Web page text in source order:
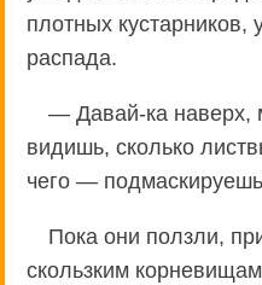
плотных кустарников,
распада.
— Давай-ка наверх,
видишь, сколько
чего —
Пока они ползли,
скользким